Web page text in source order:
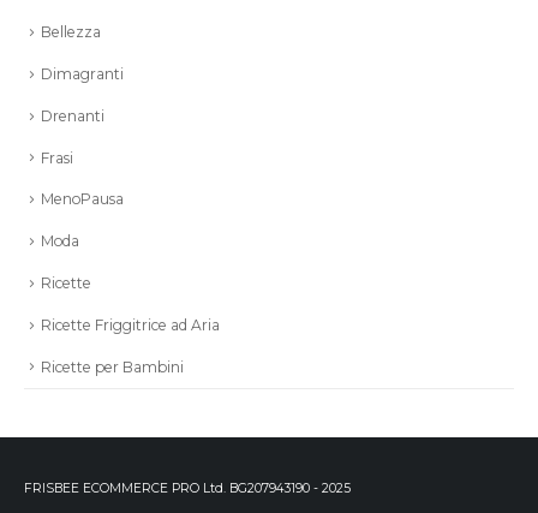
Bellezza
Dimagranti
Drenanti
Frasi
MenoPausa
Moda
Ricette
Ricette Friggitrice ad Aria
Ricette per Bambini
FRISBEE ECOMMERCE PRO Ltd. BG207943190 - 2025